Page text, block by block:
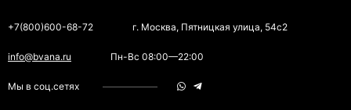
+7(800)600-68-72 г. Москва, Пятницкая улица, 54с2
info@bvana.ru Пн-Вс 08:00—22:00
Мы в соц.сетях